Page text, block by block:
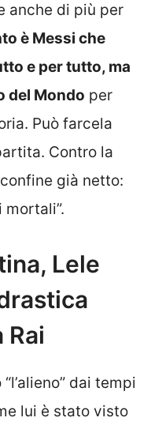
anche di più per
è Messi che
e per tutto, ma
del Mondo per
Può farcela
Contro la
già netto:
mortali”.
Lele
Rai
dai tempi
lui è stato visto